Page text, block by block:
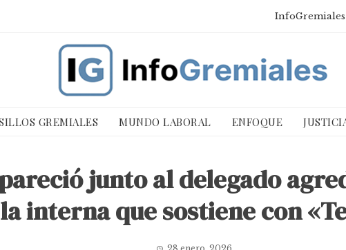
GREMIALES MUNDO LABORAL ENFOQUE
junto al delegado
interna que sostiene con